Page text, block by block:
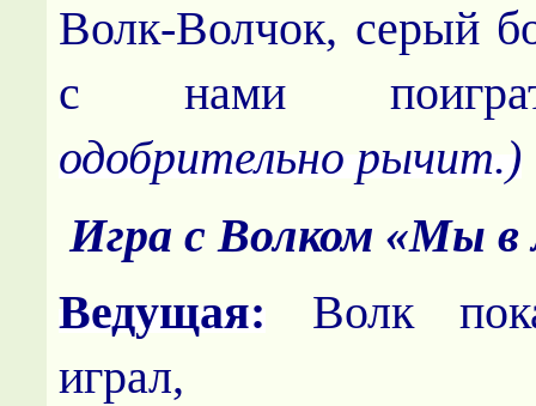
Волк-Волчок, серый
с нами
одобрительно рычит.)
Игра с Волком «Мы в
Ведущая: Волк
играл,